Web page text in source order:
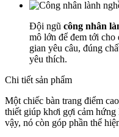
Đội ngũ công nhân
mô lớn để đem tới cho
gian yêu câu, đúng
yêu thích.
Chi tiết sản phẩm
Một chiếc bàn trang điểm
thiết giúp khơi gợi cảm
vậy, nó còn góp phần thể